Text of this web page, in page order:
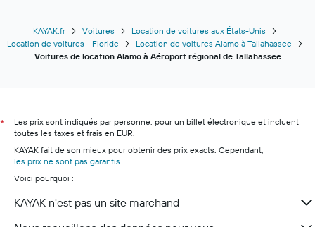
KAYAK.fr Voitures
Location de voitures aux États-Unis
Location de voitures - Floride
Location de voitures Alamo à Tallahassee
Voitures de location Alamo à Aéroport régional de Tallahassee
*
Les prix sont indiqués par personne, pour un billet électronique et incluent
toutes les taxes et frais en EUR.
KAYAK fait de son mieux pour obtenir des prix exacts. Cependant,
les prix ne sont pas garantis
Voici pourquoi :
KAYAK n'est pas un site marchand